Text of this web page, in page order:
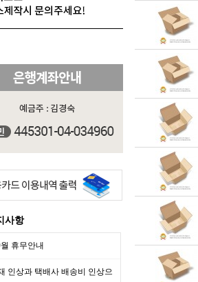
사항
휴무안내
인상과 택배사 배송비 인상으